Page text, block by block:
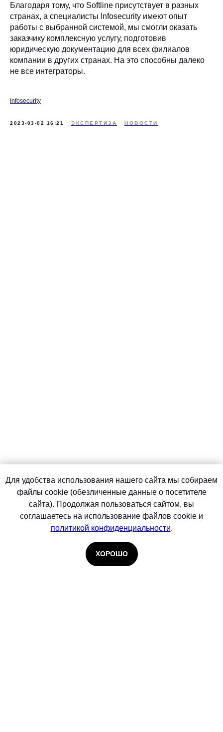
Благодаря тому, что Softline присутствует в разных
странах, а специалисты Infosecurity имеют опыт
работы с выбранной системой, мы смогли оказать
заказчику комплексную услугу, подготовив
юридическую документацию для всех филиалов
компании в других странах. На это способны далеко
не все интеграторы.
Infosecurity
2023-03-02 16:21 ЭКСПЕРТИЗА НОВОСТИ
Для удобства использования нашего сайта мы собираем
файлы cookie (обезличенные данные о посетителе
сайта). Продолжая пользоваться сайтом, вы
соглашаетесь на использование файлов cookie и
политикой конфиденциальности.
ХОРОШО